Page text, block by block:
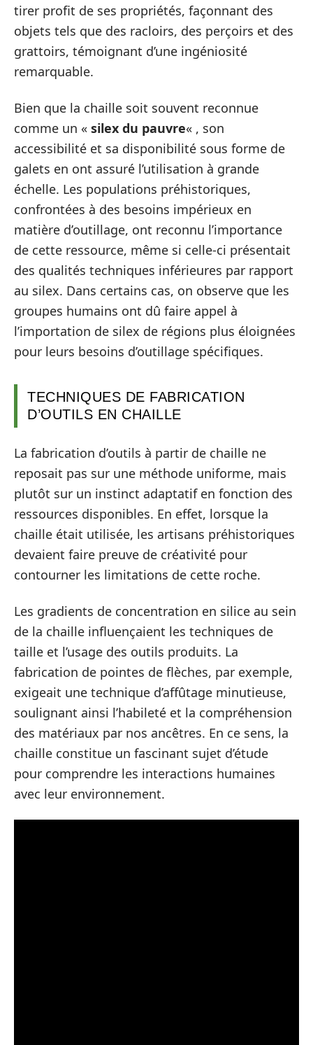
tirer profit de ses propriétés, façonnant des
objets tels que des racloirs, des perçoirs et des
grattoirs, témoignant d’une ingéniosité
remarquable.
Bien que la chaille soit souvent reconnue
comme un « silex du pauvre« , son
accessibilité et sa disponibilité sous forme de
galets en ont assuré l’utilisation à grande
échelle. Les populations préhistoriques,
confrontées à des besoins impérieux en
matière d’outillage, ont reconnu l’importance
de cette ressource, même si celle-ci présentait
des qualités techniques inférieures par rapport
au silex. Dans certains cas, on observe que les
groupes humains ont dû faire appel à
l’importation de silex de régions plus éloignées
pour leurs besoins d’outillage spécifiques.
TECHNIQUES DE FABRICATION
D’OUTILS EN CHAILLE
La fabrication d’outils à partir de chaille ne
reposait pas sur une méthode uniforme, mais
plutôt sur un instinct adaptatif en fonction des
ressources disponibles. En effet, lorsque la
chaille était utilisée, les artisans préhistoriques
devaient faire preuve de créativité pour
contourner les limitations de cette roche.
Les gradients de concentration en silice au sein
de la chaille influençaient les techniques de
taille et l’usage des outils produits. La
fabrication de pointes de flèches, par exemple,
exigeait une technique d’affûtage minutieuse,
soulignant ainsi l’habileté et la compréhension
des matériaux par nos ancêtres. En ce sens, la
chaille constitue un fascinant sujet d’étude
pour comprendre les interactions humaines
avec leur environnement.